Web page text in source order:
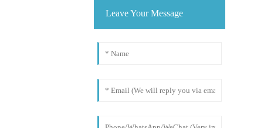
Leave Your Message